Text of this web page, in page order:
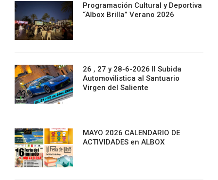
Programación Cultural y Deportiva
“Albox Brilla” Verano 2026
26 , 27 y 28-6-2026 II Subida
Automovilistica al Santuario
Virgen del Saliente
MAYO 2026 CALENDARIO DE
ACTIVIDADES en ALBOX